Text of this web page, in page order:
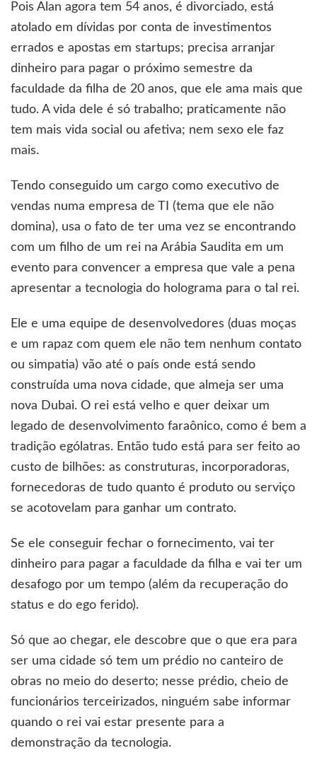
Pois Alan agora tem 54 anos, é divorciado, está
atolado em dívidas por conta de investimentos
errados e apostas em startups; precisa arranjar
dinheiro para pagar o próximo semestre da
faculdade da filha de 20 anos, que ele ama mais que
tudo. A vida dele é só trabalho; praticamente não
tem mais vida social ou afetiva; nem sexo ele faz
mais.
Tendo conseguido um cargo como executivo de
vendas numa empresa de TI (tema que ele não
domina), usa o fato de ter uma vez se encontrando
com um filho de um rei na Arábia Saudita em um
evento para convencer a empresa que vale a pena
apresentar a tecnologia do holograma para o tal rei.
Ele e uma equipe de desenvolvedores (duas moças
e um rapaz com quem ele não tem nenhum contato
ou simpatia) vão até o país onde está sendo
construída uma nova cidade, que almeja ser uma
nova Dubai. O rei está velho e quer deixar um
legado de desenvolvimento faraônico, como é bem a
tradição ególatras. Então tudo está para ser feito ao
custo de bilhões: as construturas, incorporadoras,
fornecedoras de tudo quanto é produto ou serviço
se acotovelam para ganhar um contrato.
Se ele conseguir fechar o fornecimento, vai ter
dinheiro para pagar a faculdade da filha e vai ter um
desafogo por um tempo (além da recuperação do
status e do ego ferido).
Só que ao chegar, ele descobre que o que era para
ser uma cidade só tem um prédio no canteiro de
obras no meio do deserto; nesse prédio, cheio de
funcionários terceirizados, ninguém sabe informar
quando o rei vai estar presente para a
demonstração da tecnologia.